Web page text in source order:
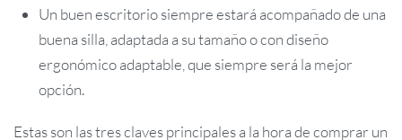
Un buen escritorio siempre estará acompañado de una
buena silla, adaptada a su tamaño o con diseño
ergonómico adaptable, que siempre será la mejor
opción.
Estas son las tres claves principales a la hora de comprar un